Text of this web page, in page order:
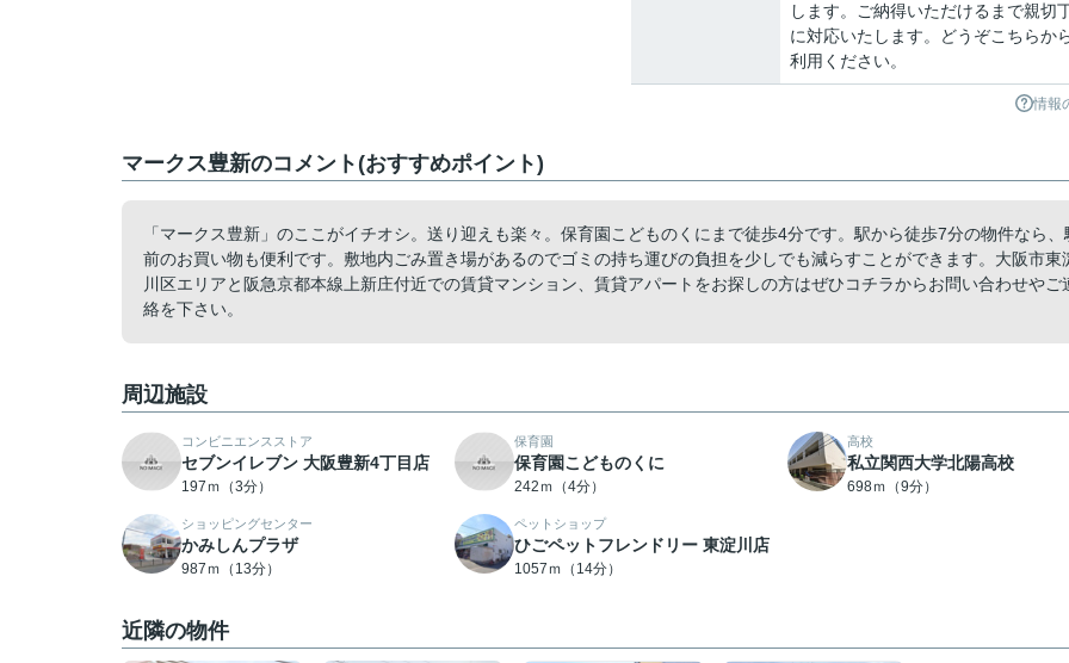
します。ご納得いただけるまで親切
に対応いたします。どうぞこちらか
利用ください。
情報
マークス豊新のコメント(おすすめポイント)
「マークス豊新」のここがイチオシ。送り迎えも楽々。保育園こどものくにまで徒歩4分です。駅から徒歩7分の物件なら、
前のお買い物も便利です。敷地内ごみ置き場があるのでゴミの持ち運びの負担を少しでも減らすことができます。大阪市東
川区エリアと阪急京都本線上新庄付近での賃貸マンション、賃貸アパートをお探しの方はぜひコチラからお問い合わせやご
絡を下さい。
周辺施設
コンビニエンスストア
セブンイレブン 大阪豊新4丁目店
197ｍ（3分）
保育園
保育園こどものくに
242ｍ（4分）
高校
私立関西大学北陽高校
698ｍ（9分）
ショッピングセンター
かみしんプラザ
987ｍ（13分）
ペットショップ
ひごペットフレンドリー 東淀川店
1057ｍ（14分）
近隣の物件